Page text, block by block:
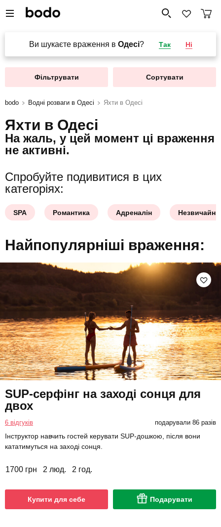
Ви шукаєте враження в Одесі? Так Ні
Фільтрувати Сортувати
bodo Водні розваги в Одесі Яхти в Одесі
Яхти в Одесі
На жаль, у цей момент ці враження
не активні.
Спробуйте подивитися в цих
категоріях:
SPA Романтика Адреналін
Найпопулярніші враження:
SUP-серфінг на заході сонця для
двох
6 відгуків подарували 86 разів
Інструктор навчить гостей керувати SUP-дошкою, після вони
кататимуться на заході сонця.
1700 грн 2 люд. 2 год.
Купити для себе Подарувати